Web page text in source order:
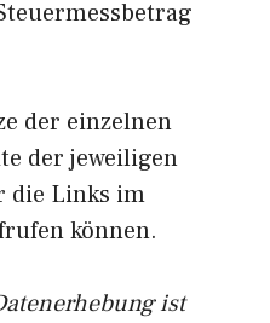
der einzelnen
der jeweiligen
die Links im
können.
ist